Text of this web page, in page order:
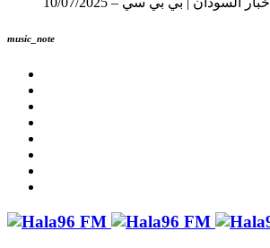
music_note